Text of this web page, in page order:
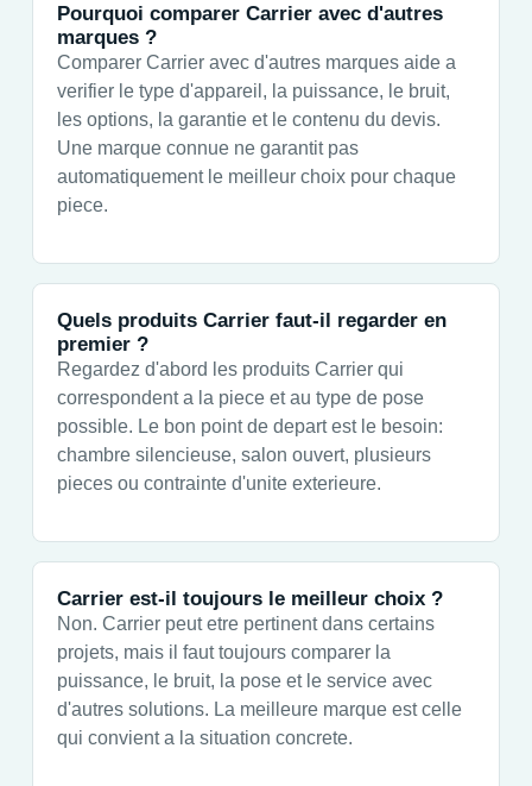
Pourquoi comparer Carrier avec d'autres
marques ?
Comparer Carrier avec d'autres marques aide a
verifier le type d'appareil, la puissance, le bruit,
les options, la garantie et le contenu du devis.
Une marque connue ne garantit pas
automatiquement le meilleur choix pour chaque
piece.
Quels produits Carrier faut-il regarder en
premier ?
Regardez d'abord les produits Carrier qui
correspondent a la piece et au type de pose
possible. Le bon point de depart est le besoin:
chambre silencieuse, salon ouvert, plusieurs
pieces ou contrainte d'unite exterieure.
Carrier est-il toujours le meilleur choix ?
Non. Carrier peut etre pertinent dans certains
projets, mais il faut toujours comparer la
puissance, le bruit, la pose et le service avec
d'autres solutions. La meilleure marque est celle
qui convient a la situation concrete.